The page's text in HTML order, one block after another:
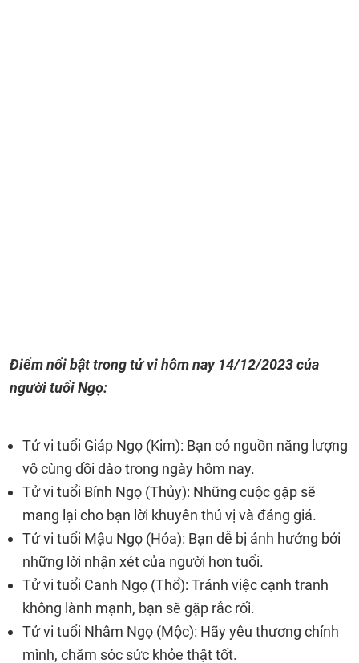
Điểm nổi bật trong tử vi hôm nay 14/12/2023của
người tuổi Ngọ:
Tử vi tuổi Giáp Ngọ (Kim): Bạn có nguồn năng lượng
vô cùng dồi dào trong ngày hôm nay.
Tử vi tuổi Bính Ngọ (Thủy): Những cuộc gặp sẽ
mang lại cho bạn lời khuyên thú vị và đáng giá.
Tử vi tuổi Mậu Ngọ (Hỏa): Bạn dễ bị ảnh hưởng bởi
những lời nhận xét của người hơn tuổi.
Tử vi tuổi Canh Ngọ (Thổ): Tránh việc cạnh tranh
không lành mạnh, bạn sẽ gặp rắc rối.
Tử vi tuổi Nhâm Ngọ (Mộc): Hãy yêu thương chính
mình, chăm sóc sức khỏe thật tốt.